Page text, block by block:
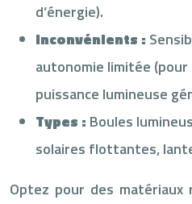
d’énergie).
Inconvénients :
autonomie limitée
puissance lumineuse
Types : Boules
solaires flottantes,
Optez pour des matériaux